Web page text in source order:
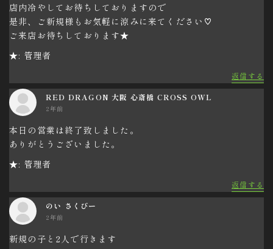
店内冷やしてお待ちしておりますので
是非、ご新規様もお気軽に涼みに来てください♡
ご来店お待ちしております★
★: 管理者
返信する
RED DRAGON 大阪 心斎橋 CROSS OWL
2年前
本日の営業は終了致しました。
ありがとうございました。
★: 管理者
返信する
のい さくぴー
2年前
新規の子と2人で行きます